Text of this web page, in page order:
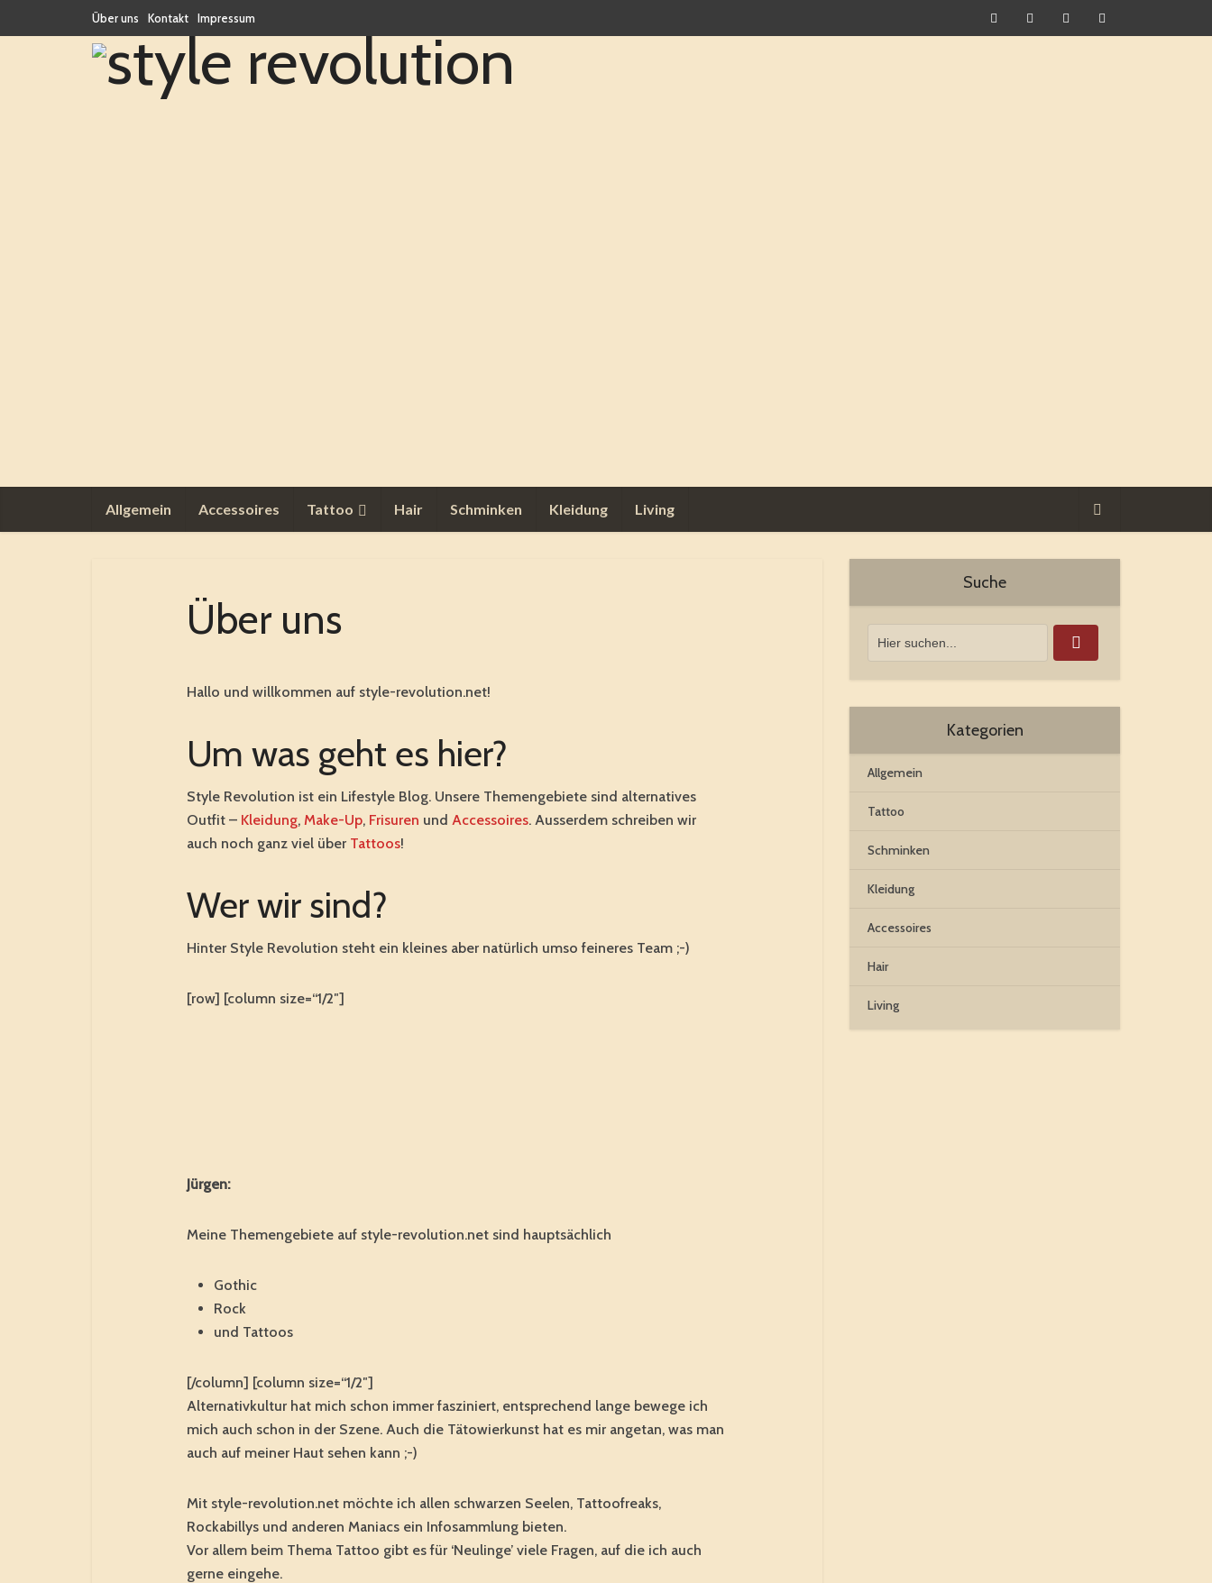
Über uns Kontakt Impressum
Allgemein Accessoires Tattoo Hair Schminken Kleidung Living
Über uns
Hallo und willkommen auf style-revolution.net!
Um was geht es hier?
Style Revolution ist ein Lifestyle Blog. Unsere Themengebiete sind alternatives
Outfit – Kleidung, Make-Up, Frisuren und Accessoires. Ausserdem schreiben wir
auch noch ganz viel über Tattoos!
Wer wir sind?
Hinter Style Revolution steht ein kleines aber natürlich umso feineres Team ;-)
[row] [column size=“1/2″]
Jürgen:
Meine Themengebiete auf style-revolution.net sind hauptsächlich
Gothic
Rock
und Tattoos
[/column] [column size=“1/2″]
Alternativkultur hat mich schon immer fasziniert, entsprechend lange bewege ich
mich auch schon in der Szene. Auch die Tätowierkunst hat es mir angetan, was man
auch auf meiner Haut sehen kann ;-)
Mit style-revolution.net möchte ich allen schwarzen Seelen, Tattoofreaks,
Rockabillys und anderen Maniacs ein Infosammlung bieten.
Vor allem beim Thema Tattoo gibt es für ‘Neulinge’ viele Fragen, auf die ich auch
gerne eingehe.
Suche
Kategorien
Allgemein
Tattoo
Schminken
Kleidung
Accessoires
Hair
Living